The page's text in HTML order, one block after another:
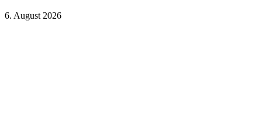
6. August 2026